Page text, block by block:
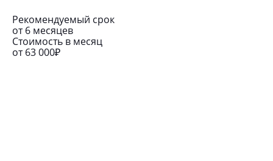
Рекомендуемый срок
от 6 месяцев
Стоимость в месяц
от 63 000₽